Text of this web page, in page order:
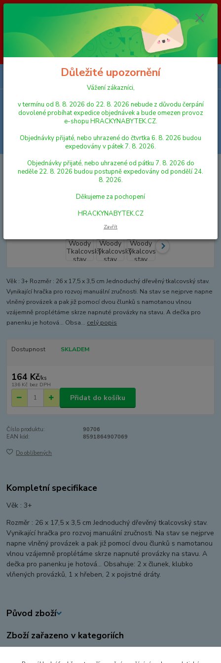
Vážení zákazníci, v termínu od 8. 8. 2026 do 23. 8. 2026 nebude z
důvodu čerpání dovolené probíhat expedice objednávek a bude omezen
provoz e-shopu HRACKYNABYTEK.CZ. Objednávky přijaté, nebo
uhrazené do čtvrtka 6. 8. 2026 budou expedovány v pátek 7. 8. 2026.
Objednávky přijaté, nebo uhrazené od pátku 7. 8. 2026 do neděle 23. 8.
2026 budou postupně expedovány od pondělí 24. 8. 2026. Děkujeme za
pochopení HRACKYNABYTEK.CZ
Menu
Hledat
KREATIVNÍ, VÝTVARNÉ A NAUČNÉ SADY
RUČNÍ VÝROBA
Woody Tkalcovský stav
Woody Tkalcovský stav
Věk : 3+ Rozměr : 26 x 17,5 x 3,5 cm Jednoduchý dřevěný tkalcovský stav.
Vynikající hračka pro rozvoj manuální zručnosti. Na stav se nejprve napne
vlněný provázek a pak již pomocí dvou člunků s namotanou vlnou
vzájemně proplétáme skrze napnuté provázky na stavu. A dečka pro
panenku je hotová... Obsa... celý popis
Dostupnost SKLADEM
164 Kč/ks
136 Kč bez DPH
Přidat do košíku
Číslo produktu:
90706
EAN kód:
8591864907069
Do oblíbených
Kompletní specifikace
Věk : 3+
Rozměr : 26 x 17,5 x 3,5 cm Jednoduchý dřevěný tkalcovský stav.
Vynikající hračka pro rozvoj manuální zručnosti. Na stav se nejprve
napne vlněný provázek a pak již pomocí dvou člunků s namotanou
vlnou vzájemně proplétáme skrze napnuté provázky na stavu. A
dečka pro panenku je hotová... Obsahuje: 2 x člunek, klubko
vlňených provázků, 1 x hřeben, 2 x pojistné dráty.
Původ zboží
Zboží zařazeno v kategoriích
Důležité upozornění
Vážení zákazníci,
v termínu od 8. 8. 2026 do 22. 8. 2026 nebude z důvodu čerpání
dovolené probíhat expedice objednávek a bude omezen provoz
e-shopu HRACKYNABYTEK.CZ.
Objednávky přijaté, nebo uhrazené do čtvrtka 6. 8. 2026 budou
expedovány v pátek 7. 8. 2026.
Objednávky přijaté, nebo uhrazené od pátku 7. 8. 2026 do
neděle 22. 8. 2026 budou postupně expedovány od pondělí 24.
8. 2026.
Děkujeme za pochopení
HRACKYNABYTEK.CZ
Zavřít